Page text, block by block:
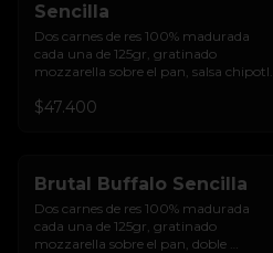
Sencilla
Dos carnes de res 100% madurada
cada una de 125gr, gratinado
mozzarella sobre el pan, salsa chipotle
tostada de maíz crujiente, cilantro,
$47.400
Brutal Buffalo Sencilla
Dos carnes de res 100% madurada
cada una de 125gr, gratinado
mozzarella sobre el pan, doble